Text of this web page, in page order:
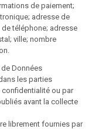
de paiement;
adresse de
téléphone; adresse
ville; nombre
Données
les parties
ou par
avant la collecte
librement fournies par